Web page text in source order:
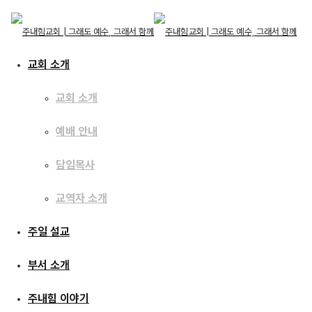
교회 소개
교회 소개
교역자 소개
주일 설교
부서 소개
주내힘 이야기
교회 소개
교회 소개
예배 안내
담임목사
교역자 소개
주일 설교
부서 소개
주내힘 이야기
주일 설교
[23.05.07]
산상수훈으로 가는 길 3 –
이 땅에서 천국을 맛보는